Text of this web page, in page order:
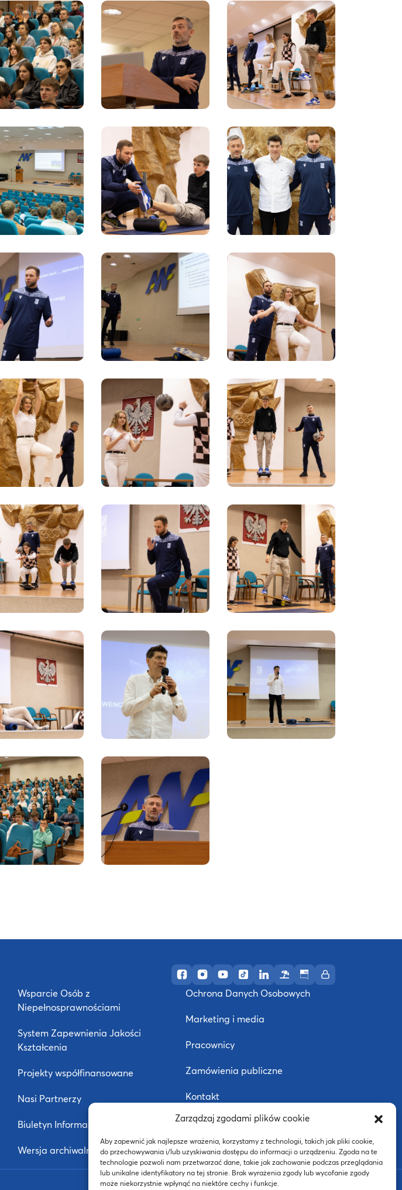
Zarządzaj zgodami plików cookie
Aby zapewnić jak najlepsze wrażenia, korzystamy z technologii, takich jak pliki cookie,
do przechowywania i/lub uzyskiwania dostępu do informacji o urządzeniu. Zgoda na te
technologie pozwoli nam przetwarzać dane, takie jak zachowanie podczas przeglądania
lub unikalne identyfikatory na tej stronie. Brak wyrażenia zgody lub wycofanie zgody
może niekorzystnie wpłynąć na niektóre cechy i funkcje.
Profil AWF Poznań w serwisie Facebook
Profil AWF Poznań w serwisie Instagram
Profil AWF Poznań w serwisie YouTube
Profil AWF Poznań w serwisie TikTok
Profil AWF Poznań w serwisie
Ośrodek wypoczynkowy w
Biuletyn Informacji
Intranet
Wsparcie Osób z
Niepełnosprawnościami
System Zapewnienia Jakości
Kształcenia
Projekty współfinansowane
Nasi Partnerzy
Biuletyn Informacji Publicznej
Wersja archiwalna strony
Ochrona Danych Osobowych
Marketing i media
Pracownicy
Zamówienia publiczne
Kontakt
Deklaracja dostępności
BIP